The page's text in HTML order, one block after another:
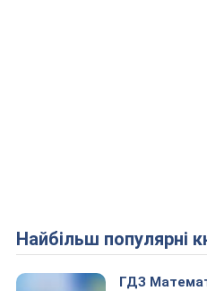
Найбільш популярні
ГДЗ